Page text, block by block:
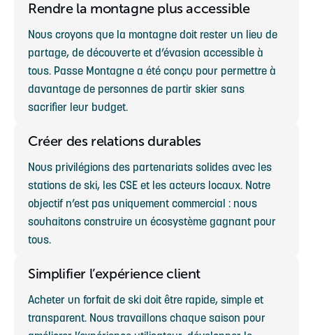
Rendre la montagne plus accessible
Nous croyons que la montagne doit rester un lieu de
partage, de découverte et d’évasion accessible à
tous. Passe Montagne a été conçu pour permettre à
davantage de personnes de partir skier sans
sacrifier leur budget.
Créer des relations durables
Nous privilégions des partenariats solides avec les
stations de ski, les CSE et les acteurs locaux. Notre
objectif n’est pas uniquement commercial : nous
souhaitons construire un écosystème gagnant pour
tous.
Simplifier l’expérience client
Acheter un forfait de ski doit être rapide, simple et
transparent. Nous travaillons chaque saison pour